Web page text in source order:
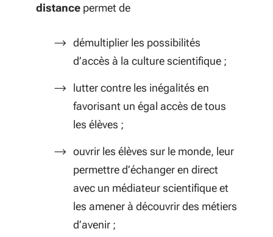
distance permet de
démultiplier les possibilités
d’accès à la culture scientifique ;
lutter contre les inégalités en
favorisant un égal accès de tous
les élèves ;
ouvrir les élèves sur le monde, leur
permettre d’échanger en direct
avec un médiateur scientifique et
les amener à découvrir des métiers
d’avenir ;